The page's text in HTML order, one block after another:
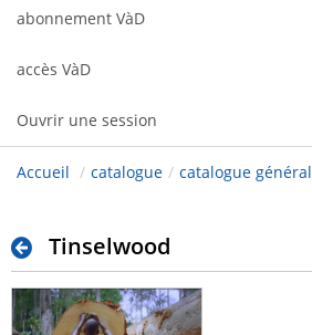
abonnement VàD
accès VàD
Ouvrir une session
Accueil / catalogue / catalogue général
Tinselwood